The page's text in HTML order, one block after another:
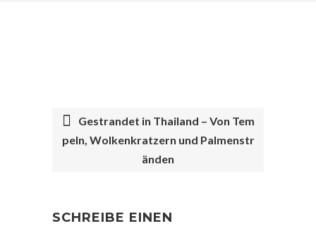
Gestrandet in Thailand – Von Tem
peln, Wolkenkratzern und Palmenstr
änden
SCHREIBE EINEN